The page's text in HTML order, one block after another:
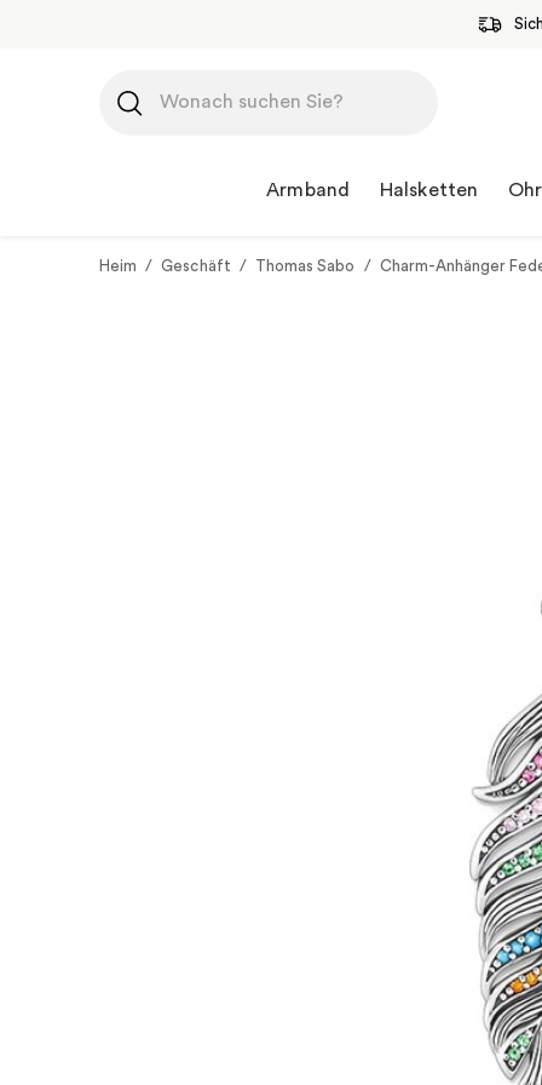
Inhalt
springen
Armband Halsketten
Heim / Geschäft / Thomas Sabo / Charm-Anhänger